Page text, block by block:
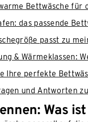
Bettwäsche für
das passende
passt zu
& Wärmeklassen:
Ihre perfekte
und Antworten
Was